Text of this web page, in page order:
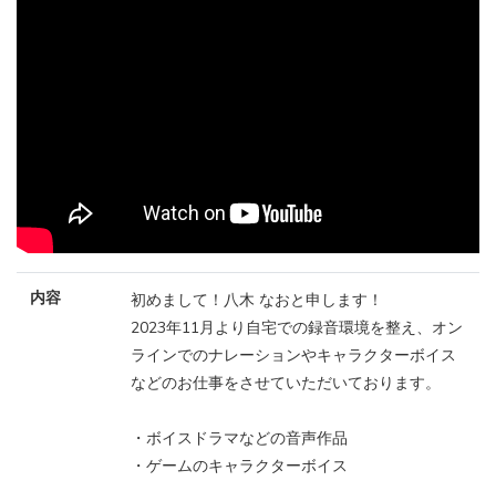
内容
初めまして！八木 なおと申します！
2023年11月より自宅での録音環境を整え、オン
ラインでのナレーションやキャラクターボイス
などのお仕事をさせていただいております。
・ボイスドラマなどの音声作品
・ゲームのキャラクターボイス